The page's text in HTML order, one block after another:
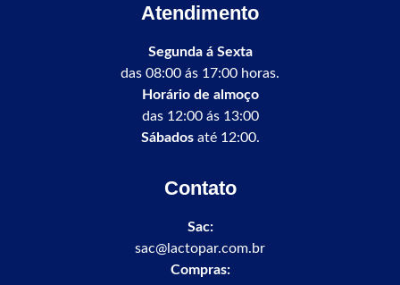
Atendimento
Segunda á Sexta
das 08:00 ás 17:00 horas.
Horário de almoço
das 12:00 ás 13:00
Sábadosaté 12:00.
Contato
Sac:
sac@lactopar.com.br
Compras: